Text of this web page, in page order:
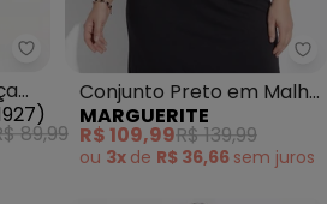
Marguerite - Conjunto Preto e
)
89,99
Conjunto Preto em Malha
Macia
MARGUERITE
R$ 109,99R$ 139,99
ou 3x de R$ 36,66 sem juros